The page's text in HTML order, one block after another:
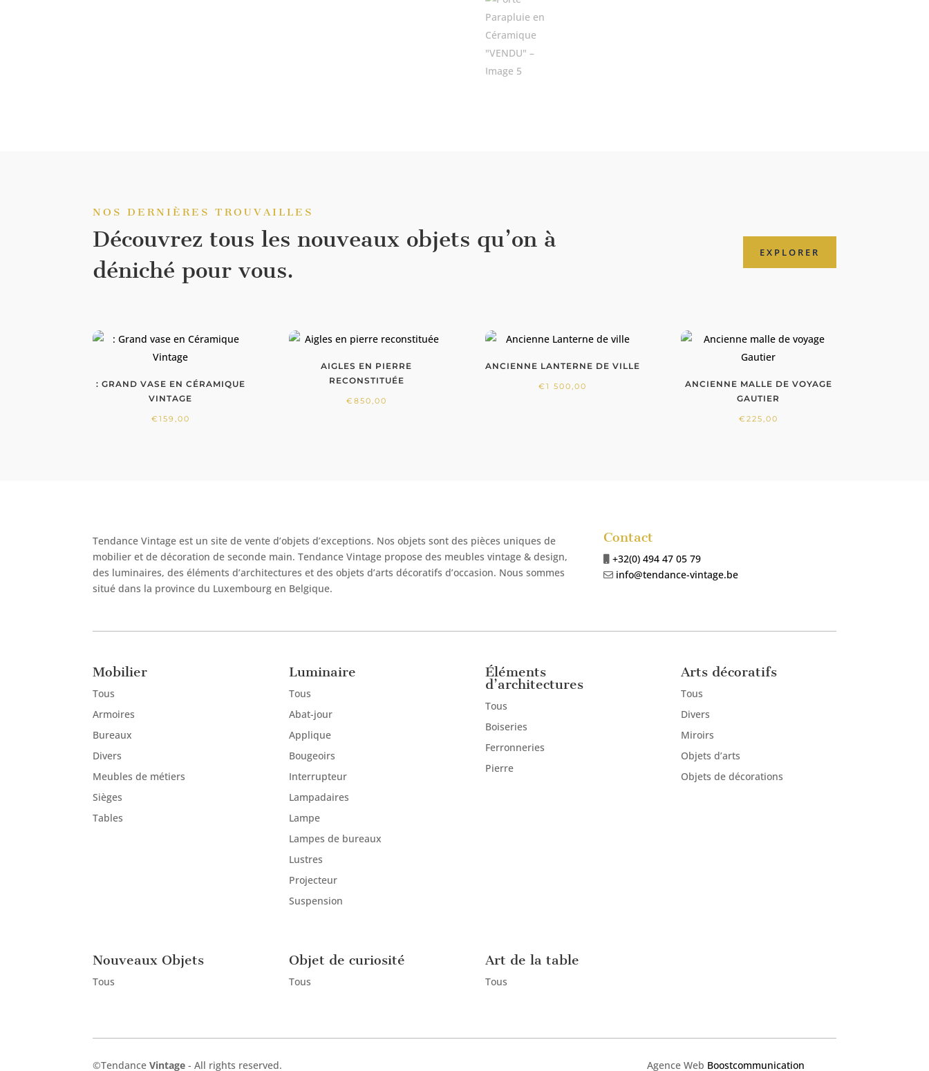
NOS DERNIÈRES TROUVAILLES
Découvrez tous les nouveaux objets qu’on à
déniché pour vous.
EXPLORER
: GRAND VASE EN CÉRAMIQUE
VINTAGE
€ 159,00
AIGLES EN PIERRE
RECONSTITUÉE
€ 850,00
ANCIENNE LANTERNE DE VILLE
€ 1 500,00
ANCIENNE MALLE DE VOYAGE
GAUTIER
€ 225,00
Tendance Vintage est un site de vente d’objets d’exceptions. Nos objets sont des pièces uniques de
mobilier et de décoration de seconde main. Tendance Vintage propose des meubles vintage & design,
des luminaires, des éléments d’architectures et des objets d’arts décoratifs d’occasion. Nous sommes
situédans la province du Luxembourg en Belgique.
Contact
+32(0) 494 47 05 79
info@tendance-vintage.be
Mobilier
Tous
Armoires
Bureaux
Divers
Meubles de métiers
Sièges
Tables
Luminaire
Tous
Abat-jour
Applique
Bougeoirs
Interrupteur
Lampadaires
Lampe
Lampes de bureaux
Lustres
Projecteur
Suspension
Éléments
d’architectures
Tous
Boiseries
Ferronneries
Pierre
Arts décoratifs
Tous
Divers
Miroirs
Objets d’arts
Objets de décorations
Nouveaux Objets
Tous
Objet de curiosité
Tous
Art de la table
Tous
©TendanceVintage -​ All rights reserved. Agence Web Boostcommunication